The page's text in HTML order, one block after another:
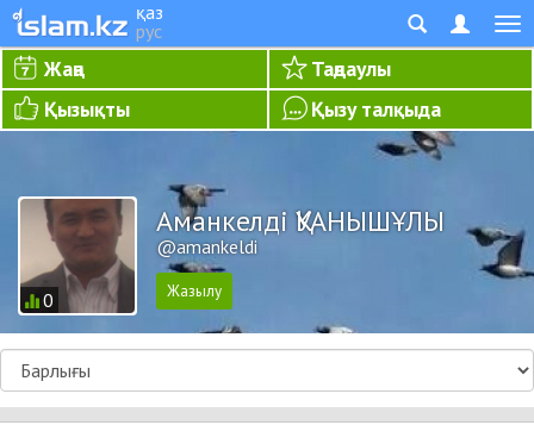
қаз
рус
Жаңа
Таңдаулы
Қызықты
Қызу талқыда
0
Аманкелді ҚУАНЫШҰЛЫ
@amankeldi